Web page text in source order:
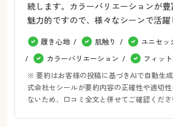
続します。カラーバリエーションが豊
魅力的ですので、様々なシーンで活躍
履き心地 肌触り
ユニセッ
カラーバリエーション
フィッ
※ 要約はお客様の投稿に基づきAIで自動生
式会社セシールが要約内容の正確性や適切
ないため、口コミ全文と併せてご確認くださ